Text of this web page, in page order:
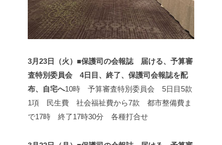
3月23日（火）■保護司の会報誌 届ける、予算審
査特別委員会 4日目、終了、保護司会報誌を配
布、自宅へ10時 予算審査特別委員会 5日目 5款
1項 民生費 社会福祉費から7款 都市整備費ま
で17時 終了17時30分 各種打合せ